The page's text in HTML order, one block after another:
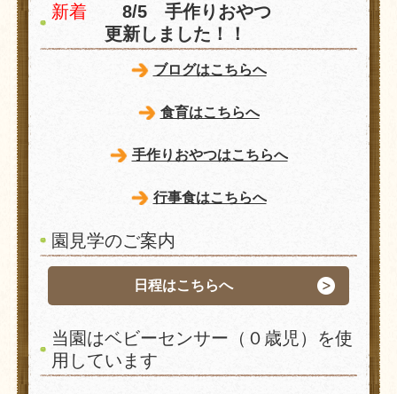
新着
8/5 手作りおやつ
更新しました！！
ブログはこちらへ
食育はこちらへ
手作りおやつはこちらへ
行事食はこちらへ
園見学のご案内
日程はこちらへ
当園はベビーセンサー（０歳児）を使
用しています